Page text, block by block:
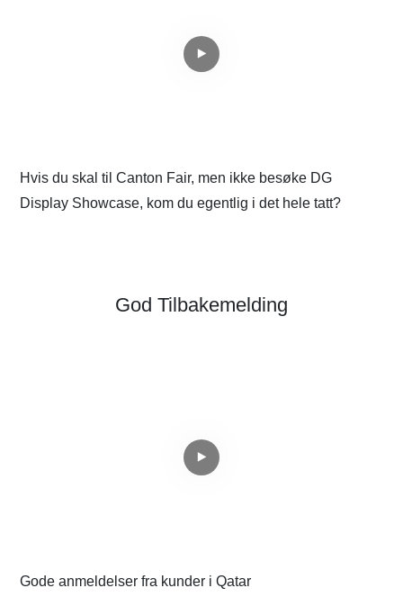
Hvis du skal til Canton Fair, men ikke besøke DG
Display Showcase, kom du egentlig i det hele tatt?
God Tilbakemelding
Gode ​​anmeldelser fra kunder i Qatar